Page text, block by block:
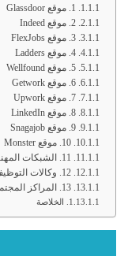
1. موقع Glassdoor
2. موقع Indeed
3. موقع FlexJobs
4. موقع Ladders
5. موقع Wellfound
6. موقع Getwork
7. موقع Upwork
8. موقع LinkedIn
9. موقع Snagajob
10. موقع Monster
11. الشبكات المهنية Professional networks
12. وكالات التوظيف
13. المراكز المجتمعية
الخلاصة